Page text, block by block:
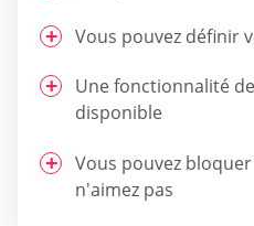
Vous pouvez définir
Une fonctionnalité
disponible
Vous pouvez
n'aimez pas